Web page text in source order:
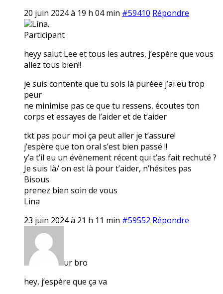
20 juin 2024 à 19 h 04 min #59410 Répondre
Lina.
Participant
heyy salut Lee et tous les autres, j’espère que vous
allez tous bien!!
je suis contente que tu sois là puréee j’ai eu trop
peur
ne minimise pas ce que tu ressens, écoutes ton
corps et essayes de l’aider et de t’aider
tkt pas pour moi ça peut aller je t’assure!
j’espère que ton oral s’est bien passé !!
y’a t’il eu un évènement récent qui t’as fait rechuté ?
Je suis là/ on est là pour t’aider, n’hésites pas
Bisous
prenez bien soin de vous
Lina
23 juin 2024 à 21 h 11 min #59552 Répondre
ur bro
hey, j’espère que ça va